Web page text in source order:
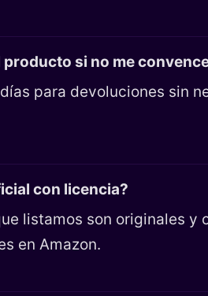
producto si no me
para devoluciones sin
con licencia?
listamos son originales
en Amazon.